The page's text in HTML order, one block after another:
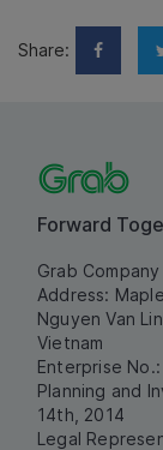
Share:
Forward
Grab
Address:
Nguyen Van
Vietnam
Enterprise
Planning and
14th, 2014
Legal